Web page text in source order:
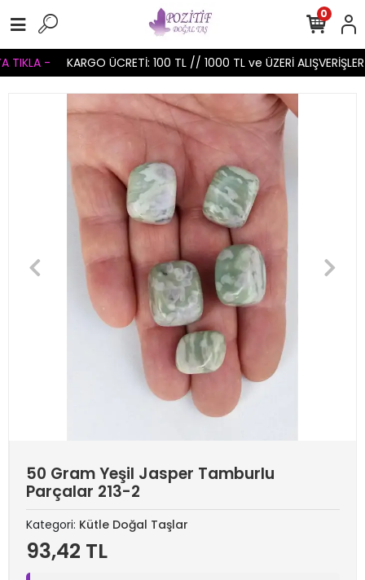
- KARGO ÜCRETİ: 100 TL // 1000 TL ve ÜZERİ
0
50 Gram Yeşil Jasper Tamburlu
Parçalar 213-2
Kategori: Kütle Doğal Taşlar
93,42 TL